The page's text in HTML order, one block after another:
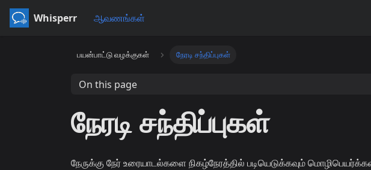
Whisperr ஆவணங்கள்
பயன்பாட்டு வழக்குகள் நேரடி சந்திப்புகள்
On this page
நேரடி சந்திப்புகள்
நேருக்கு நேர் உரையாடல்களை நிகழ்நேரத்தில் படியெடுக்கவும்